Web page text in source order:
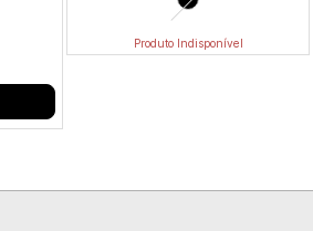
Produto Indisponível